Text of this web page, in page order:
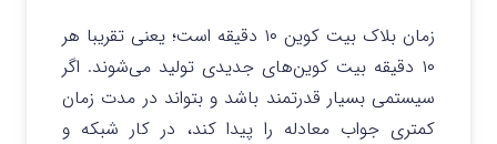
زمان بلاک بیت کوین ۱۰ دقیقه است؛ یعنی تقریبا هر
۱۰ دقیقه بیت کوین‌های جدیدی تولید می‌شوند. اگر
سیستمی بسیار قدرتمند باشد و بتواند در مدت زمان
کمتری جواب معادله را پیدا کند، در کار شبکه و